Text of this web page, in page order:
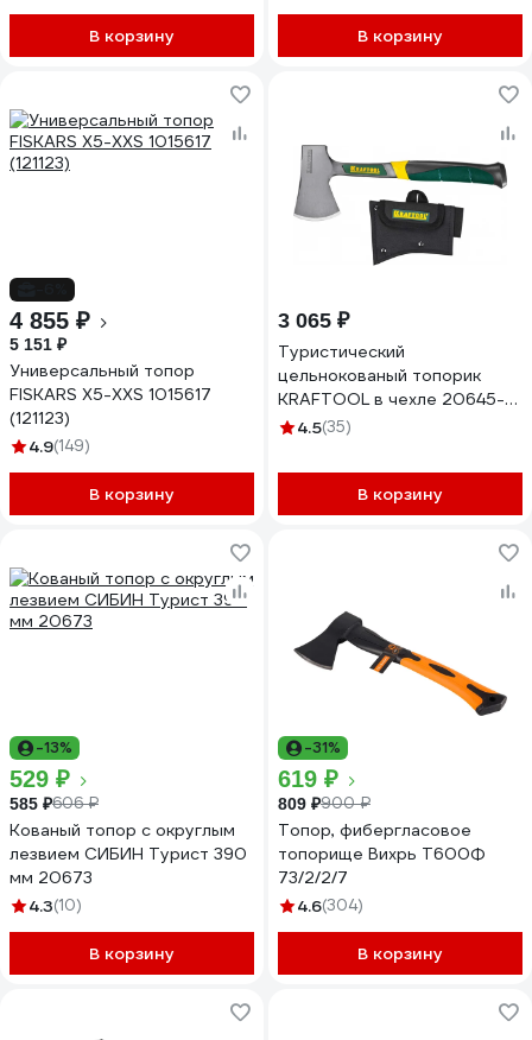
В корзину В корзину
4 855 ₽
5 151 ₽
Универсальный топор
FISKARS X5-XXS 1015617
(121123)
4.9(149)
В корзину
3 065 ₽
Туристический
цельнокованый топорик
KRAFTOOL в чехле 20645-
064.5(35)
В корзину
-13%
529 ₽
585 ₽606 ₽
Кованый топор с округлым
лезвием СИБИН Турист 390
мм 20673
4.3(10)
В корзину
-31%
619 ₽
809 ₽900 ₽
Топор, фибергласовое
топорище Вихрь Т600Ф
73/2/2/7
4.6(304)
В корзину